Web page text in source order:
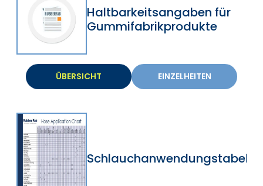
Haltbarkeitsangaben für
Gummifabrikprodukte
ÜBERSICHT EINZELHEITEN
Schlauchanwendungstabelle